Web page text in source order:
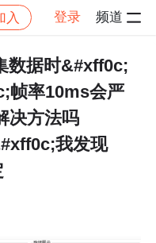
入 登录 频道
社区 问答专区
数据时&#xff0c;
帧率10ms会严
决方法吗
我发现